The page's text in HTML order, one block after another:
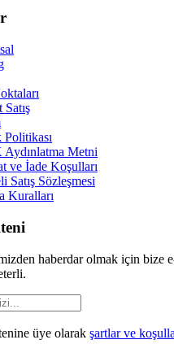
Satış
Metni
ve İade Koşulları
Satış Sözleşmesi
Kuralları
haberdar olmak için bize
üye olarak şartlar ve